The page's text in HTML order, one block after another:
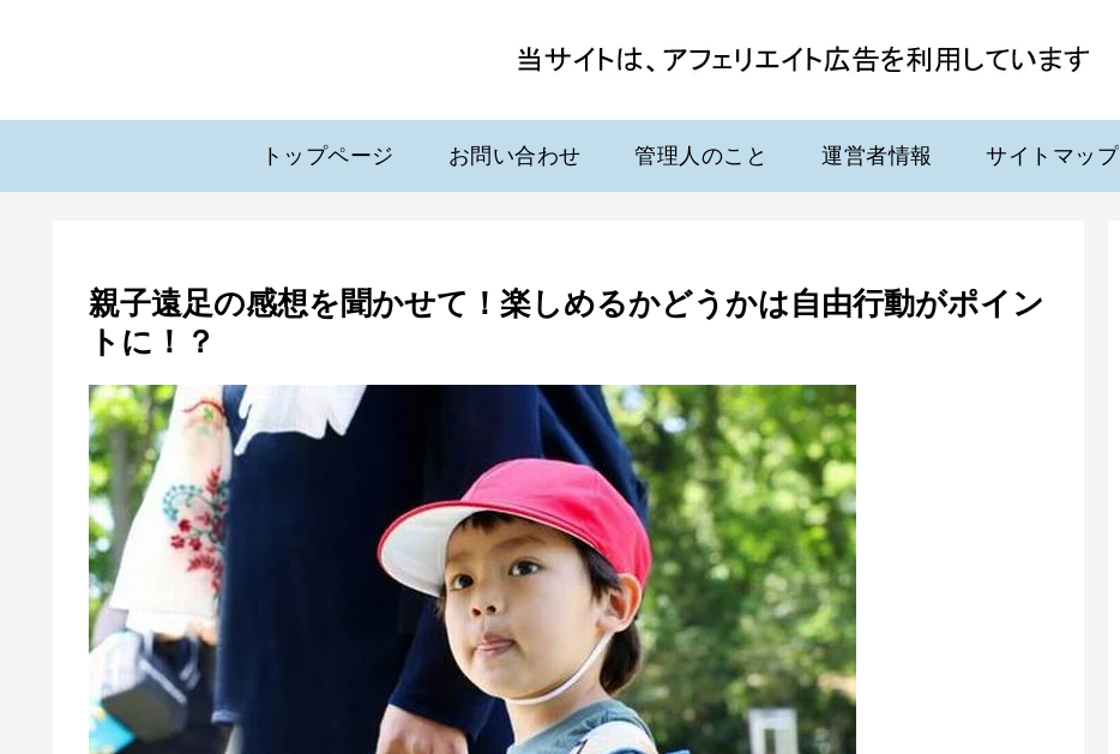
トップページ お問い合わせ 管理人のこと 運営者情報 サイトマップ
親子遠足の感想を聞かせて！楽しめるかどうかは自由行動がポイン
トに！？